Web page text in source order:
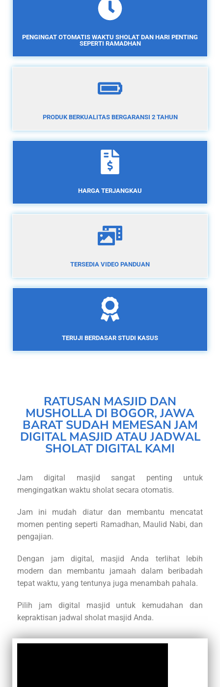
PENGINGAT OTOMATIS WAKTU SHOLAT DAN HARI PENTING
SEPERTI RAMADHAN
PRODUK BERKUALITAS BERGARANSI 2 TAHUN
HARGA TERJANGKAU
TERSEDIA VIDEO PANDUAN
TERUJI BERDASAR STUDI KASUS
RATUSAN MASJID DAN
MUSHOLLA DI BOGOR, JAWA
BARAT SUDAH MEMESAN JAM
DIGITAL MASJID ATAU JADWAL
SHOLAT DIGITAL KAMI
Jam digital masjid sangat penting untuk
mengingatkan waktu sholat secara otomatis.
Jam ini mudah diatur dan membantu mencatat
momen penting seperti Ramadhan, Maulid Nabi, dan
pengajian.
Dengan jam digital, masjid Anda terlihat lebih
modern dan membantu jamaah dalam beribadah
tepat waktu, yang tentunya juga menambah pahala.
Pilih jam digital masjid untuk kemudahan dan
kepraktisan jadwal sholat masjid Anda.